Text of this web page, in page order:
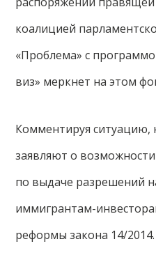
коалицией
«Проблема» с
виз» меркнет на этом
Комментируя ситуацию,
заявляют о
по выдаче разрешений
иммигрантам-
реформы закона 14/